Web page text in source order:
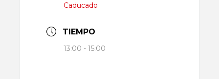
Caducado
TIEMPO
13:00 - 15:00